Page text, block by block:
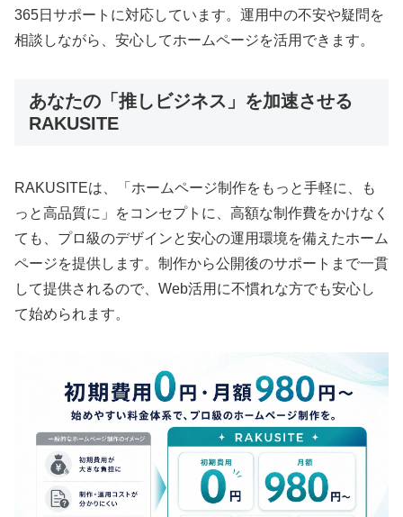
365日サポートに対応しています。運用中の不安や疑問を
相談しながら、安心してホームページを活用できます。
あなたの「推しビジネス」を加速させる
RAKUSITE
RAKUSITEは、「ホームページ制作をもっと手軽に、も
っと高品質に」をコンセプトに、高額な制作費をかけなく
ても、プロ級のデザインと安心の運用環境を備えたホーム
ページを提供します。制作から公開後のサポートまで一貫
して提供されるので、Web活用に不慣れな方でも安心し
て始められます。